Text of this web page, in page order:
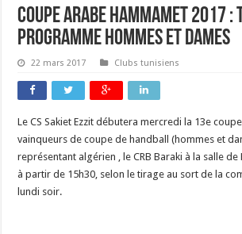
Coupe arabe Hammamet 2017
programme hommes et dames
22 mars 2017 Clubs tunisiens
Le CS Sakiet Ezzit débutera mercredi la 13e
vainqueurs de coupe de handball (hommes et
représentant algérien , le CRB Baraki à la salle de
à partir de 15h30, selon le tirage au sort de la
lundi soir.